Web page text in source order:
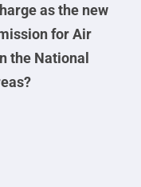
as the new
for Air
the National